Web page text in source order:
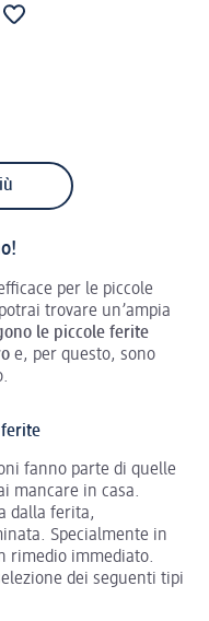
per le piccole
trovare un’ampia
le piccole ferite
e, per questo, sono
fanno parte di quelle
mancare in casa.
dalla ferita,
Specialmente in
rimedio immediato.
dei seguenti tipi